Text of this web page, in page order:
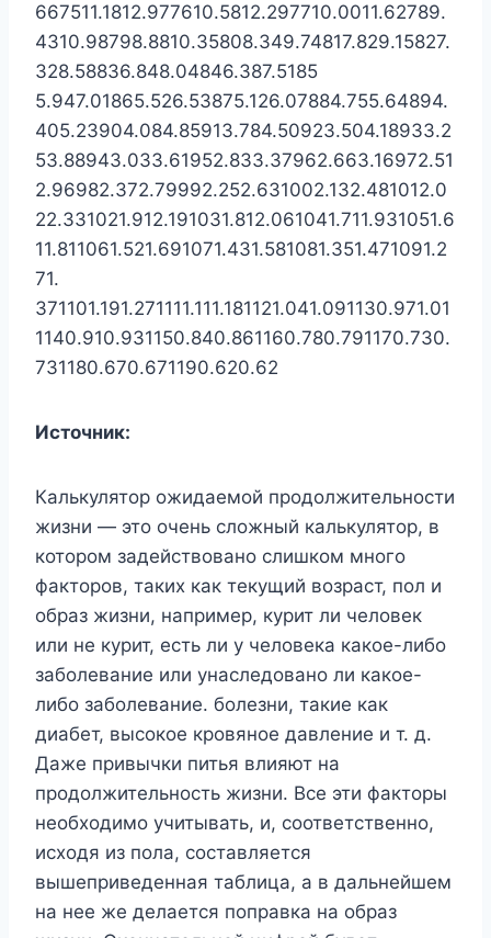
667511.1812.977610.5812.297710.0011.62789.
4310.98798.8810.35808.349.74817.829.15827.
328.58836.848.04846.387.5185
5.947.01865.526.53875.126.07884.755.64894.
405.23904.084.85913.784.50923.504.18933.2
53.88943.033.61952.833.37962.663.16972.51
2.96982.372.79992.252.631002.132.481012.0
22.331021.912.191031.812.061041.711.931051.6
11.811061.521.691071.431.581081.351.471091.2
71.
371101.191.271111.111.181121.041.091130.971.01
1140.910.931150.840.861160.780.791170.730.
731180.670.671190.620.62
Источник:
Калькулятор ожидаемой продолжительности
жизни — это очень сложный калькулятор, в
котором задействовано слишком много
факторов, таких как текущий возраст, пол и
образ жизни, например, курит ли человек
или не курит, есть ли у человека какое-либо
заболевание или унаследовано ли какое-
либо заболевание. болезни, такие как
диабет, высокое кровяное давление и т. д.
Даже привычки питья влияют на
продолжительность жизни. Все эти факторы
необходимо учитывать, и, соответственно,
исходя из пола, составляется
вышеприведенная таблица, а в дальнейшем
на нее же делается поправка на образ